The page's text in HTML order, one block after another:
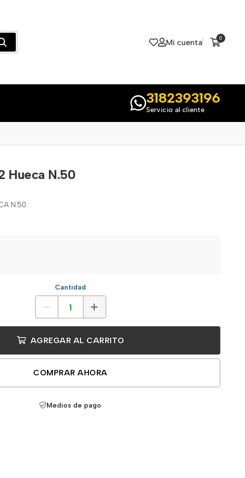
Mi cuenta 0
3182393196
Servicio al cliente
Hueca N.50
N.50
Cantidad
AGREGAR AL CARRITO
COMPRAR AHORA
Medios de pago